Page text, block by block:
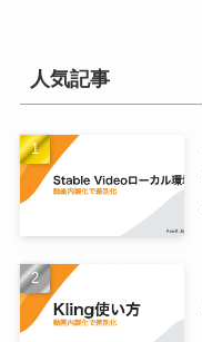
人気記事